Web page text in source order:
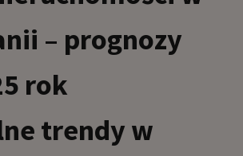
– prognozy
rok
trendy w